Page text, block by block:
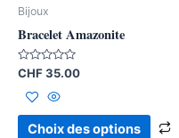
Bijoux
Bracelet Amazonite
Note
sur
CHF35.00
Choix des options